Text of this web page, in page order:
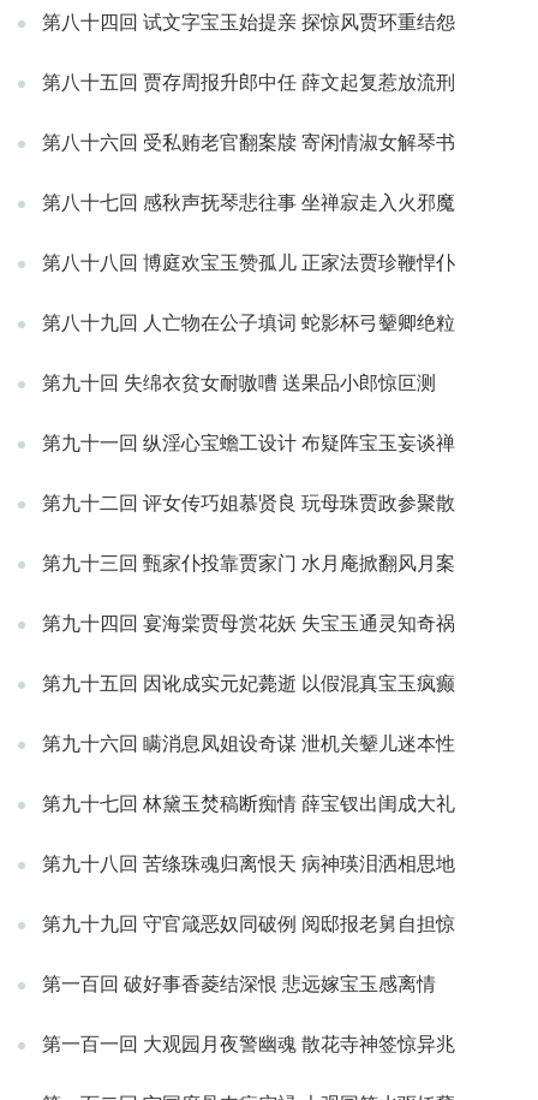
第八十四回 试文字宝玉始提亲 探惊风贾环重结怨
第八十五回 贾存周报升郎中任 薛文起复惹放流刑
第八十六回 受私贿老官翻案牍 寄闲情淑女解琴书
第八十七回 感秋声抚琴悲往事 坐禅寂走入火邪魔
第八十八回 博庭欢宝玉赞孤儿 正家法贾珍鞭悍仆
第八十九回 人亡物在公子填词 蛇影杯弓颦卿绝粒
第九十回 失绵衣贫女耐嗷嘈 送果品小郎惊叵测
第九十一回 纵淫心宝蟾工设计 布疑阵宝玉妄谈禅
第九十二回 评女传巧姐慕贤良 玩母珠贾政参聚散
第九十三回 甄家仆投靠贾家门 水月庵掀翻风月案
第九十四回 宴海棠贾母赏花妖 失宝玉通灵知奇祸
第九十五回 因讹成实元妃薨逝 以假混真宝玉疯癫
第九十六回 瞒消息凤姐设奇谋 泄机关颦儿迷本性
第九十七回 林黛玉焚稿断痴情 薛宝钗出闺成大礼
第九十八回 苦绦珠魂归离恨天 病神瑛泪洒相思地
第九十九回 守官箴恶奴同破例 阅邸报老舅自担惊
第一百回 破好事香菱结深恨 悲远嫁宝玉感离情
第一百一回 大观园月夜警幽魂 散花寺神签惊异兆